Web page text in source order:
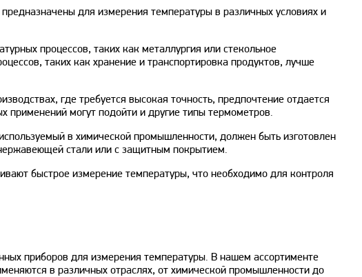
для измерения температуры в различных условиях и
процессов, таких как металлургия или стекольное
таких как хранение и транспортировка продуктов, лучше
где требуется высокая точность, предпочтение отдается
могут подойти и другие типы термометров.
в химической промышленности, должен быть изготовлен
стали или с защитным покрытием.
быстрое измерение температуры, что необходимо для контроля
приборов для измерения температуры. В нашем ассортименте
в различных отраслях, от химической промышленности до